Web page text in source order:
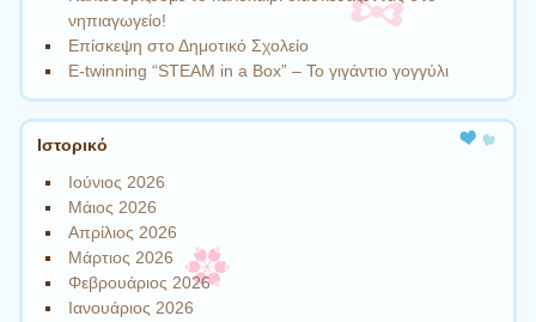
νηπιαγωγείο!
Επίσκεψη στο Δημοτικό Σχολείο
Ε-twinning “STEAM in a Box” – Το γιγάντιο γογγύλι
Ιστορικό
Ιούνιος 2026
Μάιος 2026
Απρίλιος 2026
Μάρτιος 2026
Φεβρουάριος 2026
Ιανουάριος 2026